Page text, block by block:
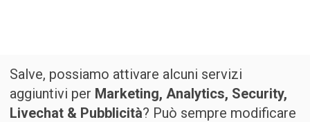
Salve, possiamo attivare alcuni servizi
aggiuntivi per Marketing, Analytics, Security,
Livechat & Pubblicità? Può sempre modificare